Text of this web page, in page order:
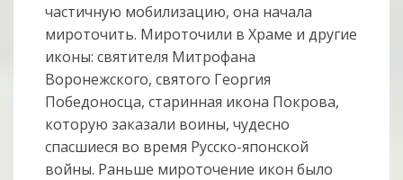
частичную мобилизацию, она начала
мироточить. Мироточили в Храме и другие
иконы: святителя Митрофана
Воронежского, святого Георгия
Победоносца, старинная икона Покрова,
которую заказали воины, чудесно
спасшиеся во время Русско-японской
войны. Раньше мироточение икон было